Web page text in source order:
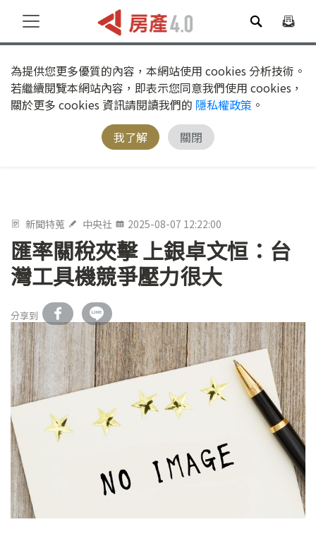
為提供您更多優質的內容，本網站使用 cookies 分析技術。
若繼續閱覽本網站內容，即表示您同意我們使用 cookies，
關於更多 cookies 資訊請閱讀我們的 隱私權政策 。
我了解
關閉
新聞特蒐 中央社 2025-08-07 12:22:00
匯率關稅夾擊 上銀卓文恒：台
灣工具機競爭壓力很大
分享到